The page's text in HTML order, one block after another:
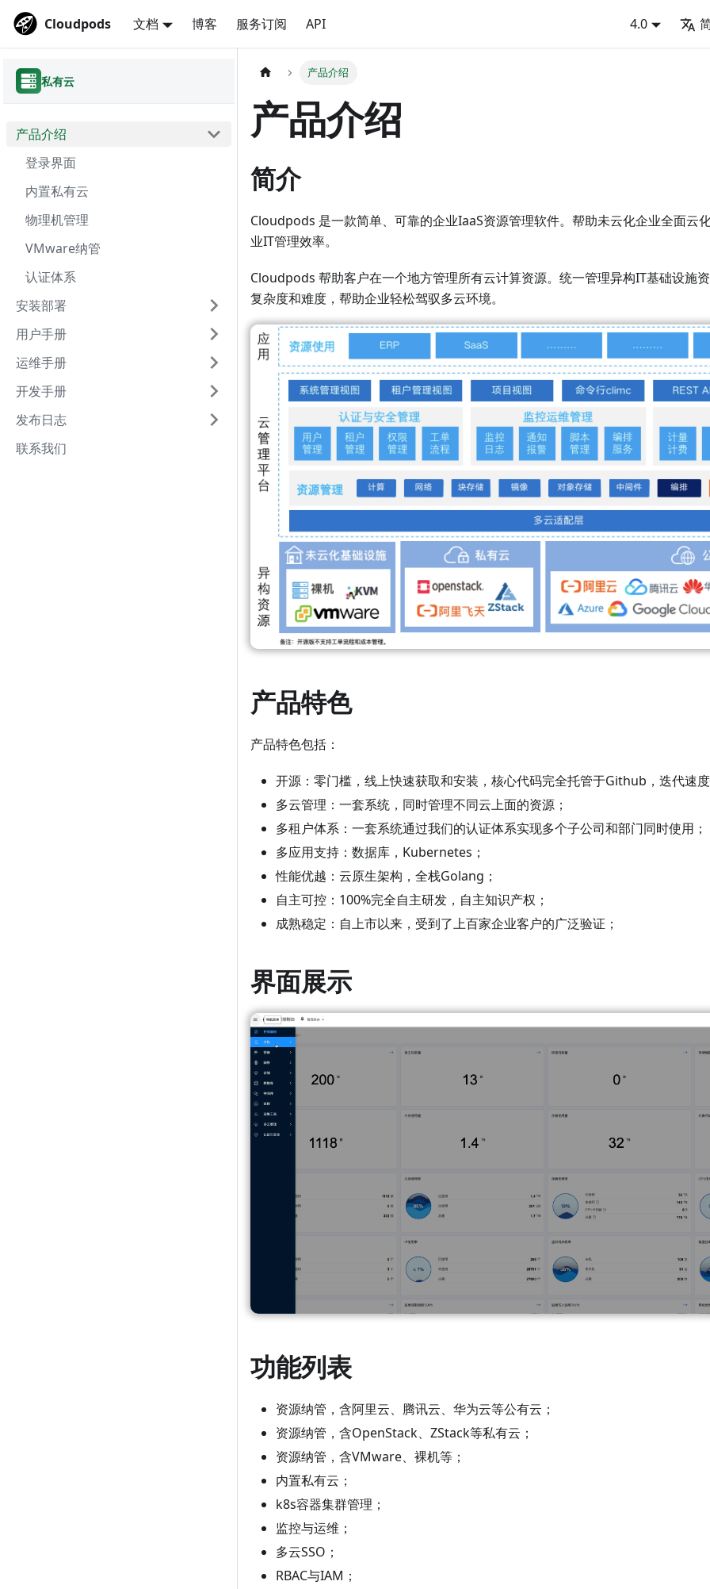
Cloudpods 文档 博客 服务订阅 API 4.0
私有云
产品介绍
登录界面
内置私有云
物理机管理
VMware纳管
认证体系
安装部署
用户手册
运维手册
开发手册
发布日志
联系我们
产品介绍
产品介绍
简介
Cloudpods 是一款简单、可靠的企业IaaS资源管理软件。帮助未云化企业全面云
业IT管理效率。
Cloudpods 帮助客户在一个地方管理所有云计算资源。统一管理异构IT基础设施
复杂度和难度，帮助企业轻松驾驭多云环境。
产品特色
产品特色包括：
开源：零门槛，线上快速获取和安装，核心代码完全托管于Github，迭代速
多云管理：一套系统，同时管理不同云上面的资源；
多租户体系：一套系统通过我们的认证体系实现多个子公司和部门同时使用；
多应用支持：数据库，Kubernetes；
性能优越：云原生架构，全栈Golang；
自主可控：100%完全自主研发，自主知识产权；
成熟稳定：自上市以来，受到了上百家企业客户的广泛验证；
界面展示
功能列表
资源纳管，含阿里云、腾讯云、华为云等公有云；
资源纳管，含OpenStack、ZStack等私有云；
资源纳管，含VMware、裸机等；
内置私有云；
k8s容器集群管理；
监控与运维；
多云SSO；
RBAC与IAM；